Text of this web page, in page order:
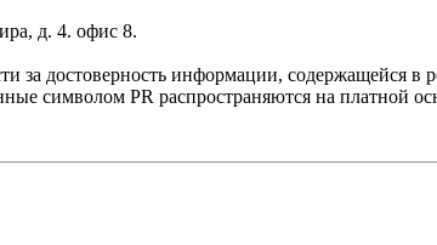
д. 4. офис 8.
за достоверность информации, содержащейся
символом PR распространяются на платной